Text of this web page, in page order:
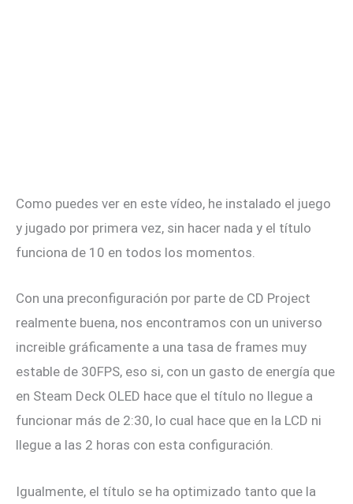
Como puedes ver en este vídeo, he instalado el juego
y jugado por primera vez, sin hacer nada y el título
funciona de 10 en todos los momentos.
Con una preconfiguración por parte de CD Project
realmente buena, nos encontramos con un universo
increible gráficamente a una tasa de frames muy
estable de 30FPS, eso si, con un gasto de energía que
en Steam Deck OLED hace que el título no llegue a
funcionar más de 2:30, lo cual hace que en la LCD ni
llegue a las 2 horas con esta configuración.
Igualmente, el título se ha optimizado tanto que la